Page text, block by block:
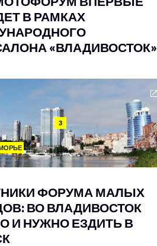
В РАМКАХ
«ВЛАДИВОСТОК»
3
ФОРУМА МАЛЫХ
ВО ВЛАДИВОСТОК
И НУЖНО ЕЗДИТЬ В